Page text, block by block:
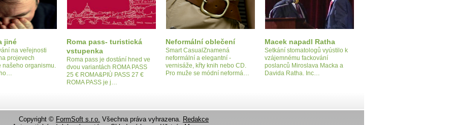
jiné
na veřejnosti
projevech
našeho organismu.
Roma pass- turistická
vstupenka
Roma pass je dostání hned ve
dvou variantách ROMA PASS
25 € ROMA&PIÙ PASS 27 €
ROMA PASS je j…
Neformální oblečení
Smart CasualZnamená
neformální a elegantní -
vernisáže, křty knih nebo CD.
Pro muže se módní neformá…
Macek napadl Ratha
Setkání stomatologů vyústilo k
vzájemnému fackování
poslanců Miroslava Macka a
Davida Ratha. Inc…
Copyright © FormSoft s.r.o. Všechna práva vyhrazena. Redakce